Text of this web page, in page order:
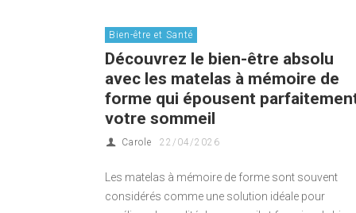
Bien-être et Santé
Découvrez le bien-être absolu
avec les matelas à mémoire de
forme qui épousent
votre sommeil
Carole 22/04/2026
Les matelas à mémoire de forme sont souvent
considérés comme une solution idéale pour